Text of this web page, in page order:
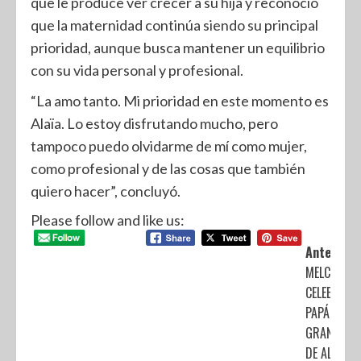
que la maternidad continúa siendo su principal
prioridad, aunque busca mantener un equilibrio
con su vida personal y profesional.
“La amo tanto. Mi prioridad en este momento es
Alaïa. Lo estoy disfrutando mucho, pero
tampoco puedo olvidarme de mí como mujer,
como profesional y de las cosas que también
quiero hacer”, concluyó.
Please follow and like us:
Anterior:
MELCHOR
CELEBRA
PAPÁ CON
GRAN
DE